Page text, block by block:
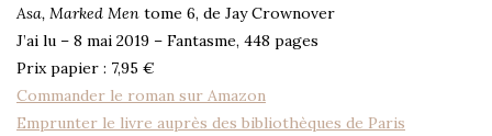
Asa, Marked Men tome 6, de Jay Crownover
J’ai lu – 8 mai 2019 – Fantasme, 448 pages
Prix papier : 7,95 €
Commander le roman sur Amazon
Emprunter le livre auprès des bibliothèques de Paris